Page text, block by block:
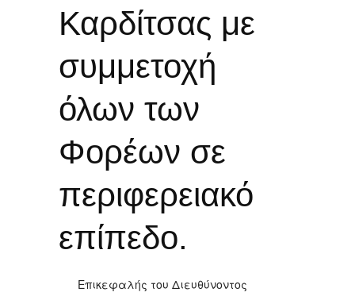
Καρδίτσας με
συμμετοχή
όλων των
Φορέων σε
περιφερειακό
επίπεδο.
Επικεφαλής του Διευθύνοντος